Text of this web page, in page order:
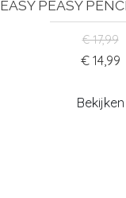
EASY PEASY
€ 17,99
€ 14,99
Bekijken